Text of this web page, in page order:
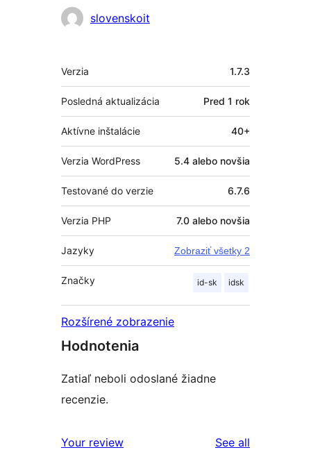
slovenskoit
Meta
Verzia 1.7.3
Posledná aktualizácia Pred 1 rok
Aktívne inštalácie 40+
Verzia WordPress 5.4 alebo novšia
Testované do verzie 6.7.6
Verzia PHP 7.0 alebo novšia
Jazyky Zobraziť všetky 2
Značky id-sk idsk
Rozšírené zobrazenie
Hodnotenia
Zatiaľ neboli odoslané žiadne
recenzie.
Your review See all